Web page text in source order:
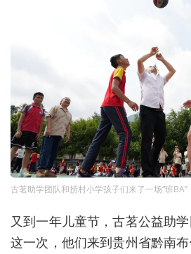
古茗助学团队和捞村小学孩子们来了一场“班BA”
又到一年儿童节，古茗公益助学
这一次，他们来到贵州省黔南